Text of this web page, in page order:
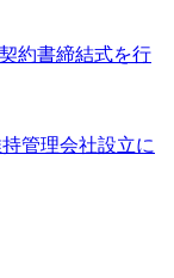
約書締結式を行
管理会社設立に